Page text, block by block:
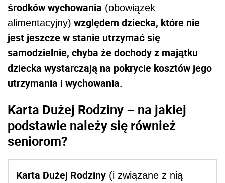
środków wychowania (obowiązek
alimentacyjny) względem dziecka, które nie
jest jeszcze w stanie utrzymać się
samodzielnie, chyba że dochody z majątku
dziecka wystarczają na pokrycie kosztów jego
utrzymania i wychowania.
Karta Dużej Rodziny – na jakiej
podstawie należy się również
seniorom?
Karta Dużej Rodziny (i związane z nią